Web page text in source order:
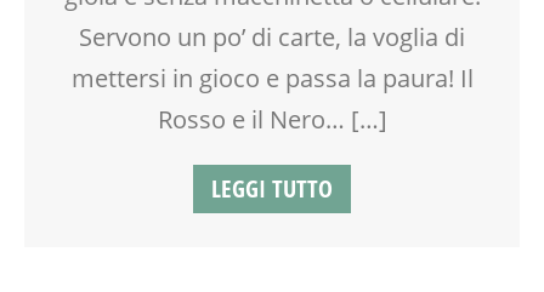
Servono un po’ di carte, la voglia di
mettersi in gioco e passa la paura! Il
Rosso e il Nero… […]
LEGGI TUTTO